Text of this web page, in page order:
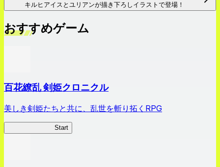
キルヒアイスとユリアンが描き下ろしイラストで登場！
おすすめゲーム
百花繚乱 剣姫クロニクル
美しき剣姫たちと共に、乱世を斬り拓くRPG
Start